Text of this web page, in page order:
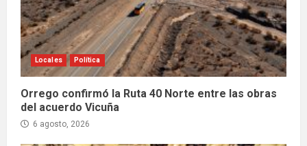
Locales Política
Orrego confirmó la Ruta 40 Norte entre las obras
del acuerdo Vicuña
6 agosto, 2026